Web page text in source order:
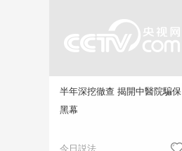
半年深挖徹查 揭開中醫院騙保
黑幕
今日説法